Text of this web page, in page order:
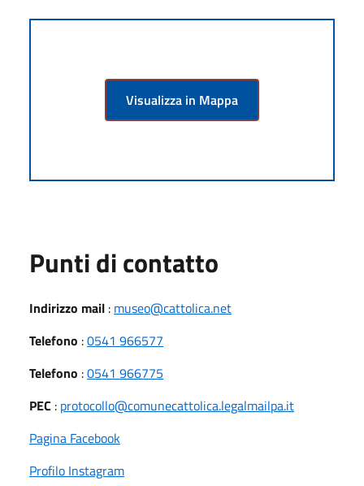
Visualizza in Mappa
Punti di contatto
Indirizzo mail : museo@cattolica.net
Telefono :0541 966577
Telefono :0541 966775
PEC : protocollo@comunecattolica.legalmailpa.it
Pagina Facebook
Profilo Instagram